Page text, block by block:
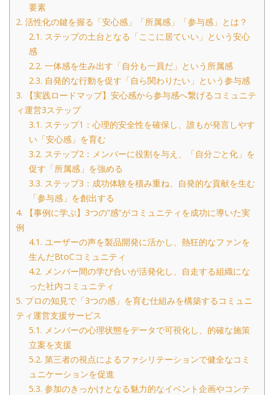
要素
2. 活性化の鍵を握る「安心感」「所属感」「参与感」とは？
2.1. ステップの土台となる「ここに居ていい」という安心
感
2.2. 一体感を生み出す「自分も一員だ」という所属感
2.3. 自発的な行動を促す「自ら関わりたい」という参与感
3. 【実践ロードマップ】安心感から参与感へ繋げるコミュニテ
ィ運営3ステップ
3.1. ステップ1：心理的安全性を確保し、誰もが発言しやす
い「安心感」を育む
3.2. ステップ2：メンバーに役割を与え、「自分ごと化」を
促す「所属感」を強める
3.3. ステップ3：成功体験を積み重ね、自発的な貢献を生む
「参与感」を創出する
4. 【事例に学ぶ】3つの”感”がコミュニティを成功に導いた実
例
4.1. ユーザーの声を製品開発に活かし、熱狂的なファンを
生んだBtoCコミュニティ
4.2. メンバー間の学び合いが活発化し、自走する組織にな
った社内コミュニティ
5. プロの知見で「3つの感」を育む仕組みを構築するコミュニ
ティ運営支援サービス
5.1. メンバーの心理状態をデータで可視化し、的確な施策
立案を支援
5.2. 第三者の視点によるファシリテーションで健全なコミ
ュニケーションを促進
5.3. 参加のきっかけとなる魅力的なイベント企画やコンテ